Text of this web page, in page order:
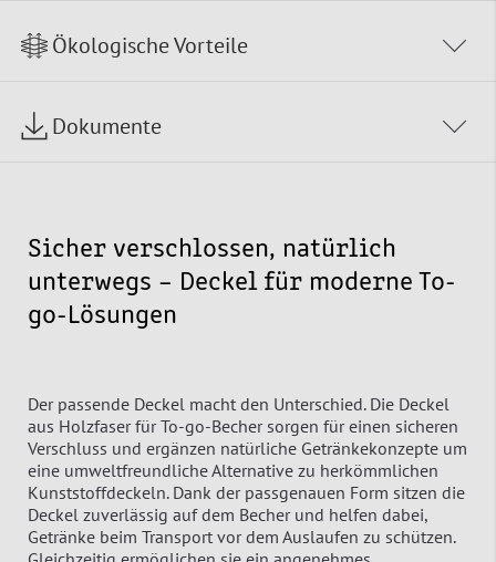
Ökologische Vorteile
Dokumente
Sicher verschlossen, natürlich
unterwegs – Deckel für moderne To-
go-Lösungen
Der passende Deckel macht den Unterschied. Die Deckel
aus Holzfaser für To-go-Becher sorgen für einen sicheren
Verschluss und ergänzen natürliche Getränkekonzepte um
eine umweltfreundliche Alternative zu herkömmlichen
Kunststoffdeckeln. Dank der passgenauen Form sitzen die
Deckel zuverlässig auf dem Becher und helfen dabei,
Getränke beim Transport vor dem Auslaufen zu schützen.